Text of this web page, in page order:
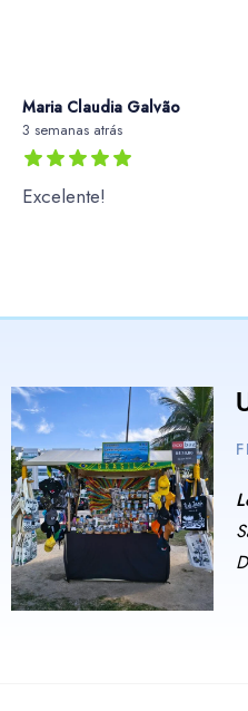
Maria Claudia Galvão
3 semanas atrás
Excelente!